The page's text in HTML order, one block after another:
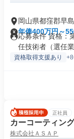
岡山県都窪郡早
年俸400万円～
応募条件 資格：
任技術者（選任
資格取得支援あり
正社員
カーコーティン
株式会社ＡＳＡＰ